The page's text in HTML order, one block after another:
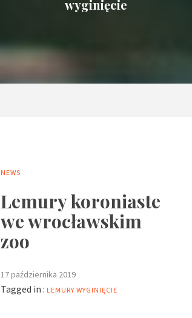
wyginięcie
NEWS
Lemury koroniaste
we wrocławskim
zoo
17 października 2019
Tagged in : LEMURY WYGINIĘCIE